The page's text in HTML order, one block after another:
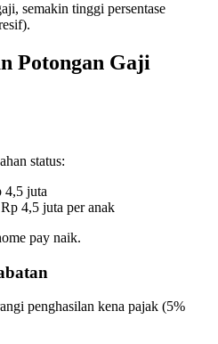
semakin tinggi persentase
Potongan Gaji
status:
4,5 juta
4,5 juta per anak
pay naik.
penghasilan kena pajak (5%